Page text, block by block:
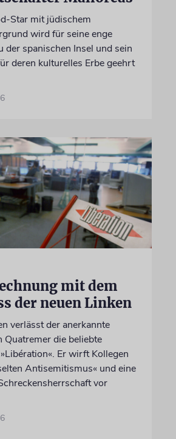
Star mit jüdischem
wird für seine enge
der spanischen Insel und sein
deren kulturelles Erbe geehrt
mit dem
der neuen Linken
verlässt der anerkannte
Quatremer die beliebte
Er wirft Kollegen
Antisemitismus« und eine
vor